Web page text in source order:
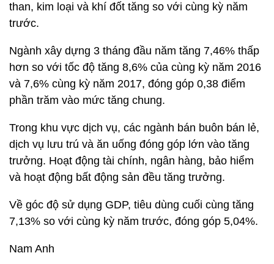
than, kim loại và khí đốt tăng so với cùng kỳ năm
trước.
Ngành xây dựng 3 tháng đầu năm tăng 7,46% thấp
hơn so với tốc độ tăng 8,6% của cùng kỳ năm 2016
và 7,6% cùng kỳ năm 2017, đóng góp 0,38 điểm
phần trăm vào mức tăng chung.
Trong khu vực dịch vụ, các ngành bán buôn bán lẻ,
dịch vụ lưu trú và ăn uống đóng góp lớn vào tăng
trưởng. Hoạt động tài chính, ngân hàng, bảo hiểm
và hoạt động bất động sản đều tăng trưởng.
Về góc độ sử dụng GDP, tiêu dùng cuối cùng tăng
7,13% so với cùng kỳ năm trước, đóng góp 5,04%.
Nam Anh